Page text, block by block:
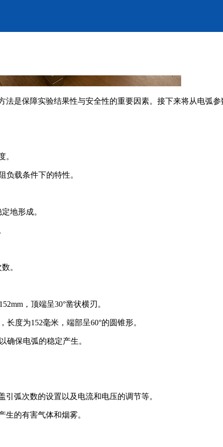
法是保障实验结果性与安全性的重要因素。接下来将从电弧
。
负载条件下的特性。
地形成。
。
，顶端呈30°凿状横刃。
度为152毫米，端部呈60°的圆锥形。
确保电弧的稳定产生。
弧次数的设置以及电流和电压的调节等。
的有害气体和烟雾。